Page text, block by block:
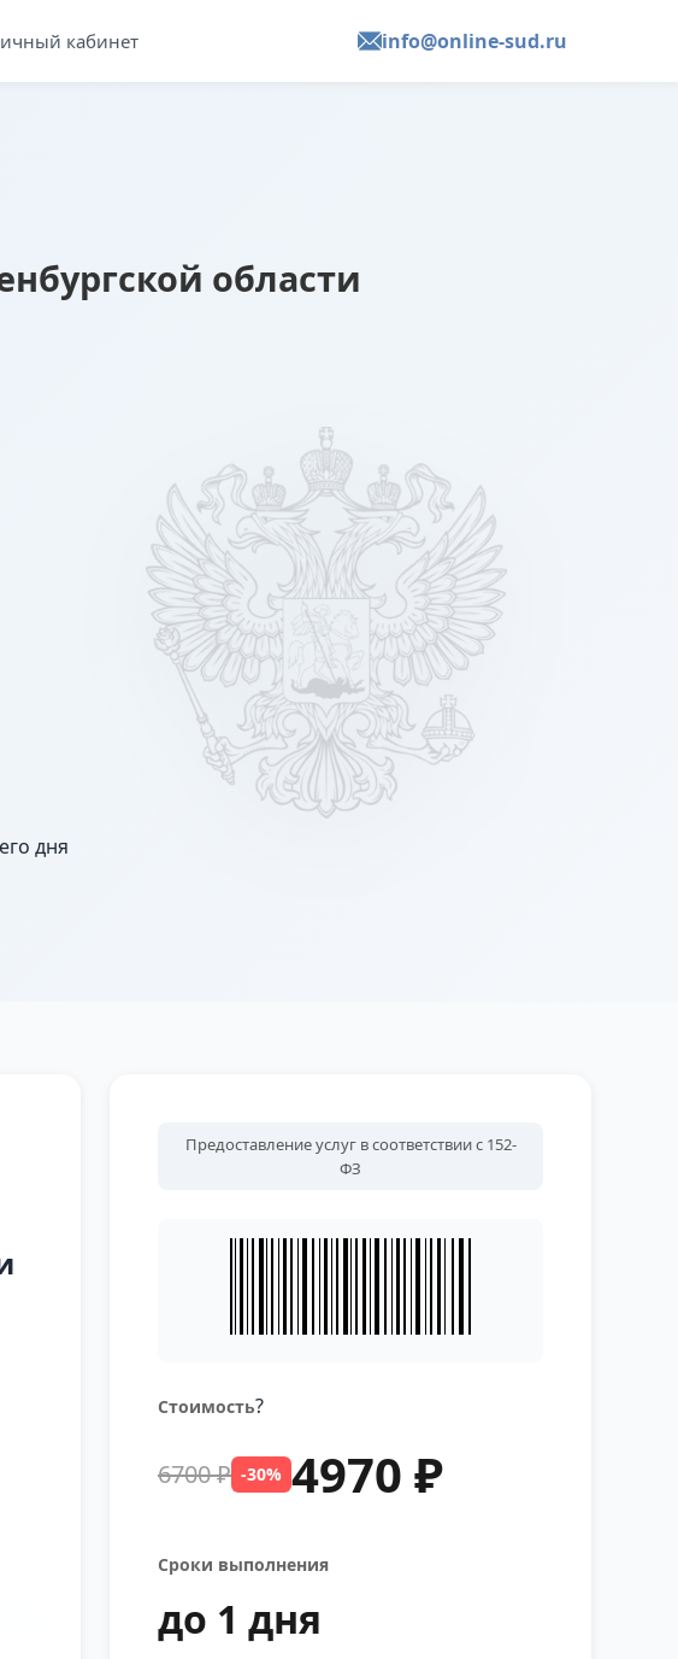
кабинет info@online-sud.ru
области
дня
Предоставление услуг в соответствии с 152-
ФЗ
Стоимость?
6700 ₽ -30% 4970 ₽
Сроки выполнения
до 1 дня